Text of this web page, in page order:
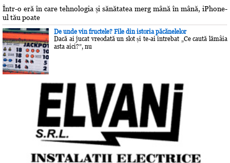
Într-o eră în care tehnologia și sănătatea merg mână în mână, iPhone-
ul tău poate
De unde vin fructele? File din istoria păcănelelor
Dacă ai jucat vreodată un slot și te-ai întrebat „Ce caută lămâia
asta aici?”, nu